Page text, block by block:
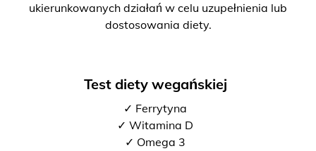
ukierunkowanych działań w celu uzupełnienia lub
dostosowania diety.
Test diety wegańskiej
✓ Ferrytyna
✓ Witamina D
✓ Omega 3